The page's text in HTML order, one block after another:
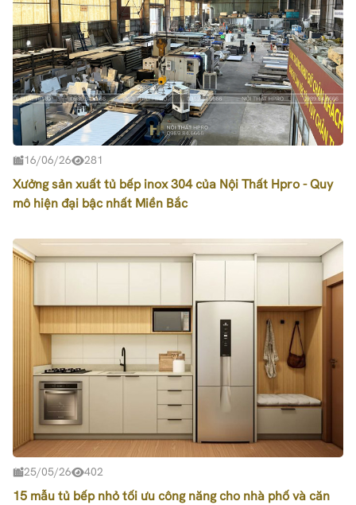
16/06/26 281
Xưởng sản xuất tủ bếp inox 304 của Nội Thất Hpro - Quy
mô hiện đại bậc nhất Miền Bắc
25/05/26 402
15 mẫu tủ bếp nhỏ tối ưu công năng cho nhà phố và căn